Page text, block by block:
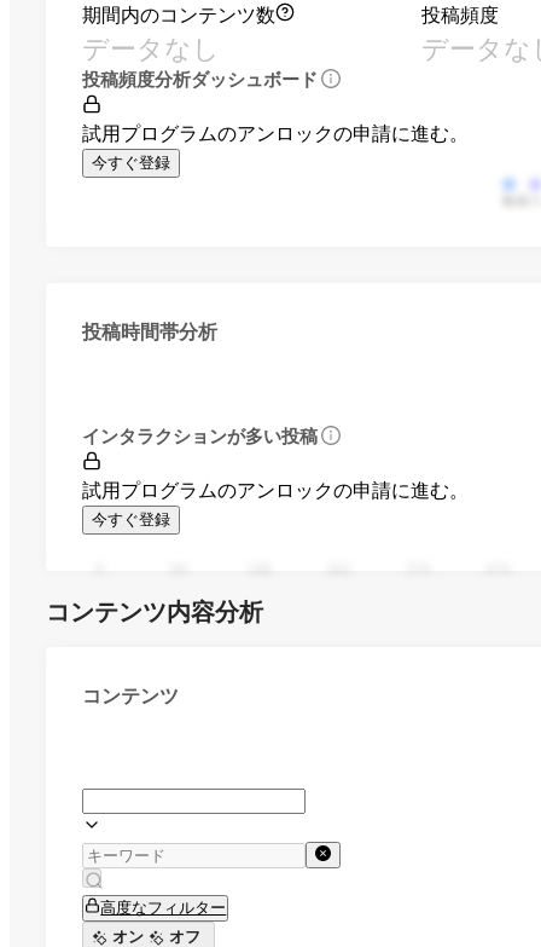
期間内のコンテンツ数
データなし
投稿頻度
データな
投稿頻度分析ダッシュボード
試用プログラムのアンロックの申請に進む。
今すぐ登録
投稿時間帯分析
インタラクションが多い投稿
試用プログラムのアンロックの申請に進む。
今すぐ登録
コンテンツ内容分析
コンテンツ
高度なフィルター
オン
オフ